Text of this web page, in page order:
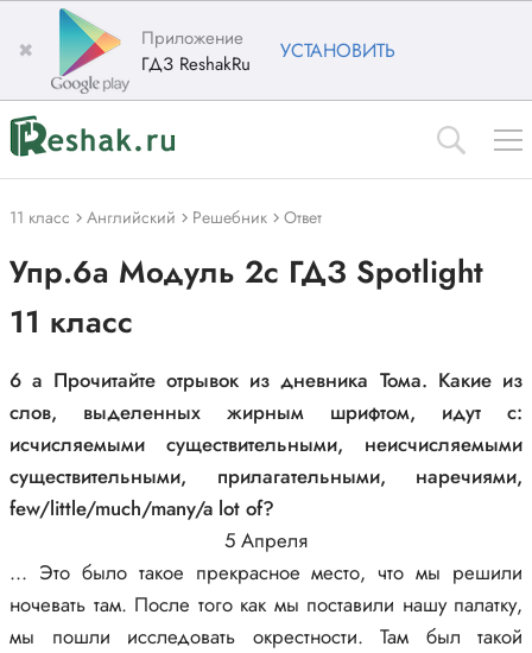
✖
Приложение
ГДЗ ReshakRu
УСТАНОВИТЬ
11 класс Английский Решебник Ответ
Упр.6a Модуль 2c ГДЗ Spotlight
11 класс
6 a Прочитайте отрывок из дневника Тома. Какие из
слов, выделенных жирным шрифтом, идут с:
исчисляемыми существительными, неисчисляемыми
существительными, прилагательными, наречиями,
few/little/much/many/a lot of?
5 Апреля
... Это было такое прекрасное место, что мы решили
ночевать там. После того как мы поставили нашу палатку,
мы пошли исследовать окрестности. Там был такой